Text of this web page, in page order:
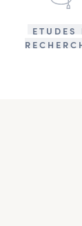
ETUDES